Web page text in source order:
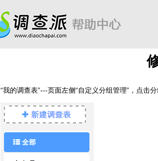
“我的调查表”---页面左侧“自定义分组管理”，点击